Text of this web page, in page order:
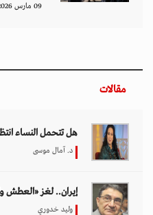
09 مارس 2026 - 14:09
مقالات
هل تتحمل النساء انتظارَ 286
د. آمال موسى
إيران.. لغز «العطش
وليد خدوري